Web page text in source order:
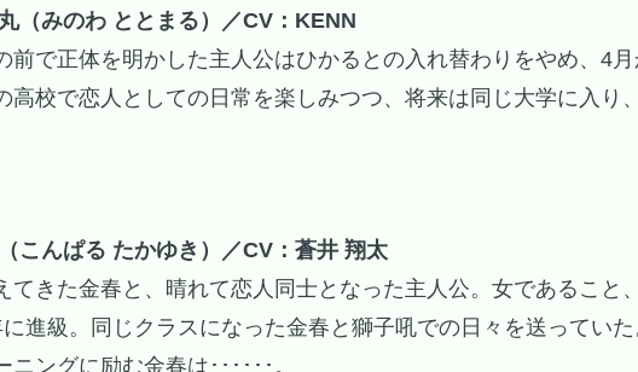
（みのわ ととまる）／CV：KENN
前で正体を明かした主人公はひかるとの入れ替わりをやめ、4
高校で恋人としての日常を楽しみつつ、将来は同じ大学に入
こんぱる たかゆき）／CV：蒼井 翔太
てきた金春と、晴れて恋人同士となった主人公。女であること
に進級。同じクラスになった金春と獅子吼での日々を送ってい
ニングに励む金春は･･････。